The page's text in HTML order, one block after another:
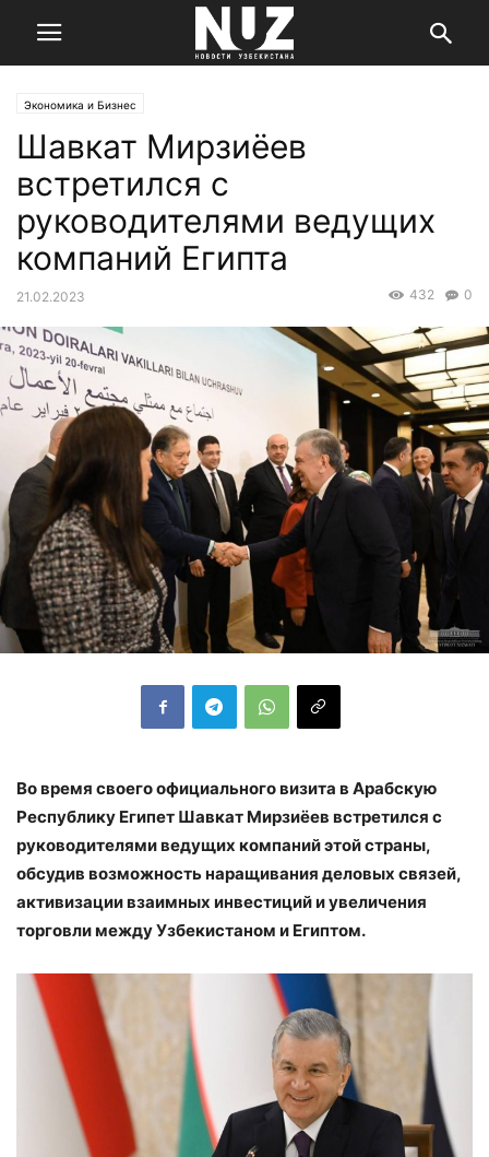
Экономика и Бизнес
Шавкат Мирзиёев
встретился с
руководителями ведущих
компаний Египта
21.02.2023 0
432
Во время своего официального визита в Арабскую
Республику Египет Шавкат Мирзиёев встретился с
руководителями ведущих компаний этой страны,
обсудив возможность наращивания деловых связей,
активизации взаимных инвестиций и увеличения
торговли между Узбекистаном и Египтом.